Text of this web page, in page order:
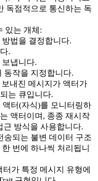
독점적으로 통신하는 독
있는 개체:
법을 결정합니다.
.
냅니다.
동작을 지정합니다.
내진 메시지가 액터가
는 큐입니다.
액터(자식)를 모니터링하
액터이며, 종종 재시작
근 방식을 사용합니다.
송되는 불변 데이터 구조
번에 하나씩 처리됩니
터가 특정 메시지 유형에